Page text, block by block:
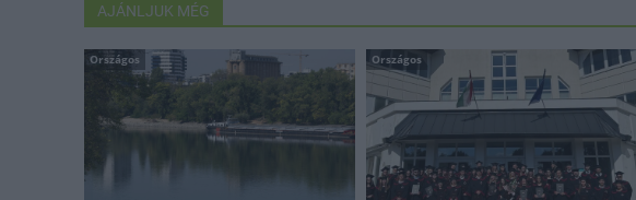
AJÁNLJUK MÉG
Országos Országos